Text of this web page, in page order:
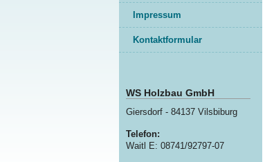
Impressum
Kontaktformular
WS Holzbau GmbH
Giersdorf - 84137 Vilsbiburg
Telefon:
Waitl E: 08741/92797-07